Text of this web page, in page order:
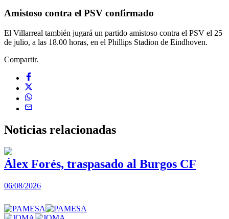
Amistoso contra el PSV confirmado
El Villarreal también jugará un partido amistoso contra el PSV el 25
de julio, a las 18.00 horas, en el Phillips Stadion de Eindhoven.
Compartir.
Noticias relacionadas
Álex Forés, traspasado al Burgos CF
06/08/2026